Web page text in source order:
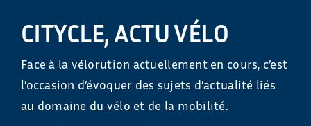
CITYCLE, ACTU VÉLO
Face à la vélorution actuellement en cours, c’est
l’occasion d’évoquer des sujets d’actualité liés
au domaine du vélo et de la mobilité.